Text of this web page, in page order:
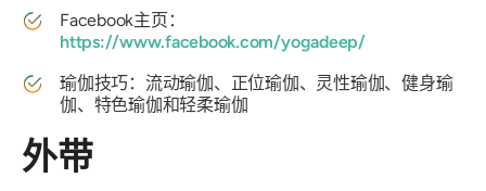
Facebook主页：
https://www.facebook.com/yogadeep/
瑜伽技巧：流动瑜伽、正位瑜伽、灵性瑜伽、健身瑜
伽、特色瑜伽和轻柔瑜伽
外带